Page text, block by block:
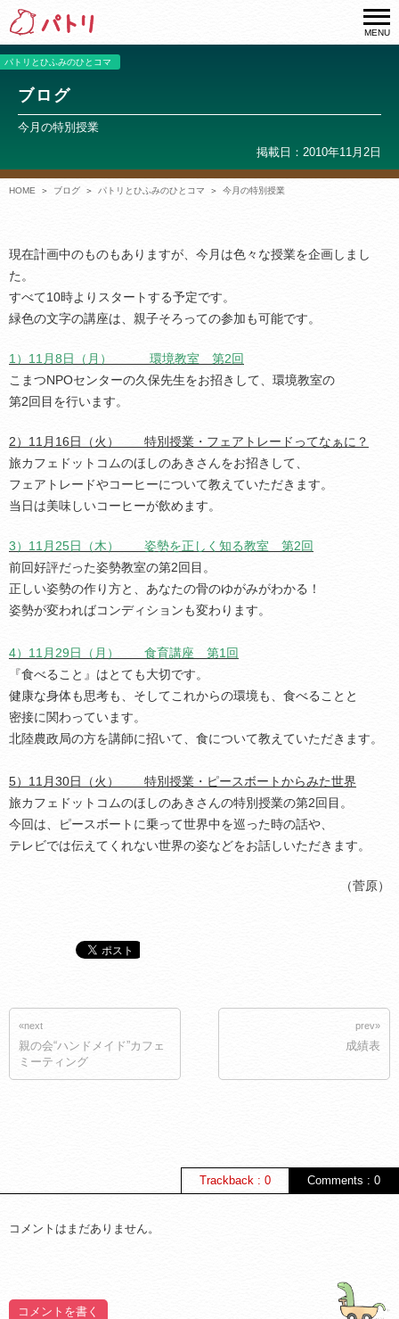
MENU
パトリとひふみのひとコマ
ブログ
今月の特別授業
掲載日：2010年11月2日
HOME ブログ パトリとひふみのひとコマ 今月の特別授業
現在計画中のものもありますが、今月は色々な授業を企画しまし
た。
すべて10時よりスタートする予定です。
緑色の文字の講座は、親子そろっての参加も可能です。
1）11月8日（月） 環境教室 第2回
こまつNPOセンターの久保先生をお招きして、環境教室の
第2回目を行います。
2）11月16日（火） 特別授業・フェアトレードってなぁに？
旅カフェドットコムのほしのあきさんをお招きして、
フェアトレードやコーヒーについて教えていただきます。
当日は美味しいコーヒーが飲めます。
3）11月25日（木） 姿勢を正しく知る教室 第2回
前回好評だった姿勢教室の第2回目。
正しい姿勢の作り方と、あなたの骨のゆがみがわかる！
姿勢が変わればコンディションも変わります。
4）11月29日（月） 食育講座 第1回
『食べること』はとても大切です。
健康な身体も思考も、そしてこれからの環境も、食べることと
密接に関わっています。
北陸農政局の方を講師に招いて、食について教えていただきます。
5）11月30日（火） 特別授業・ピースボートからみた世界
旅カフェドットコムのほしのあきさんの特別授業の第2回目。
今回は、ピースボートに乗って世界中を巡った時の話や、
テレビでは伝えてくれない世界の姿などをお話しいただきます。
（菅原）
«next
親の会“ハンドメイド”カフェ
ミーティング
prev»
成績表
Comments : 0
Trackback : 0
コメントはまだありません。
コメントを書く